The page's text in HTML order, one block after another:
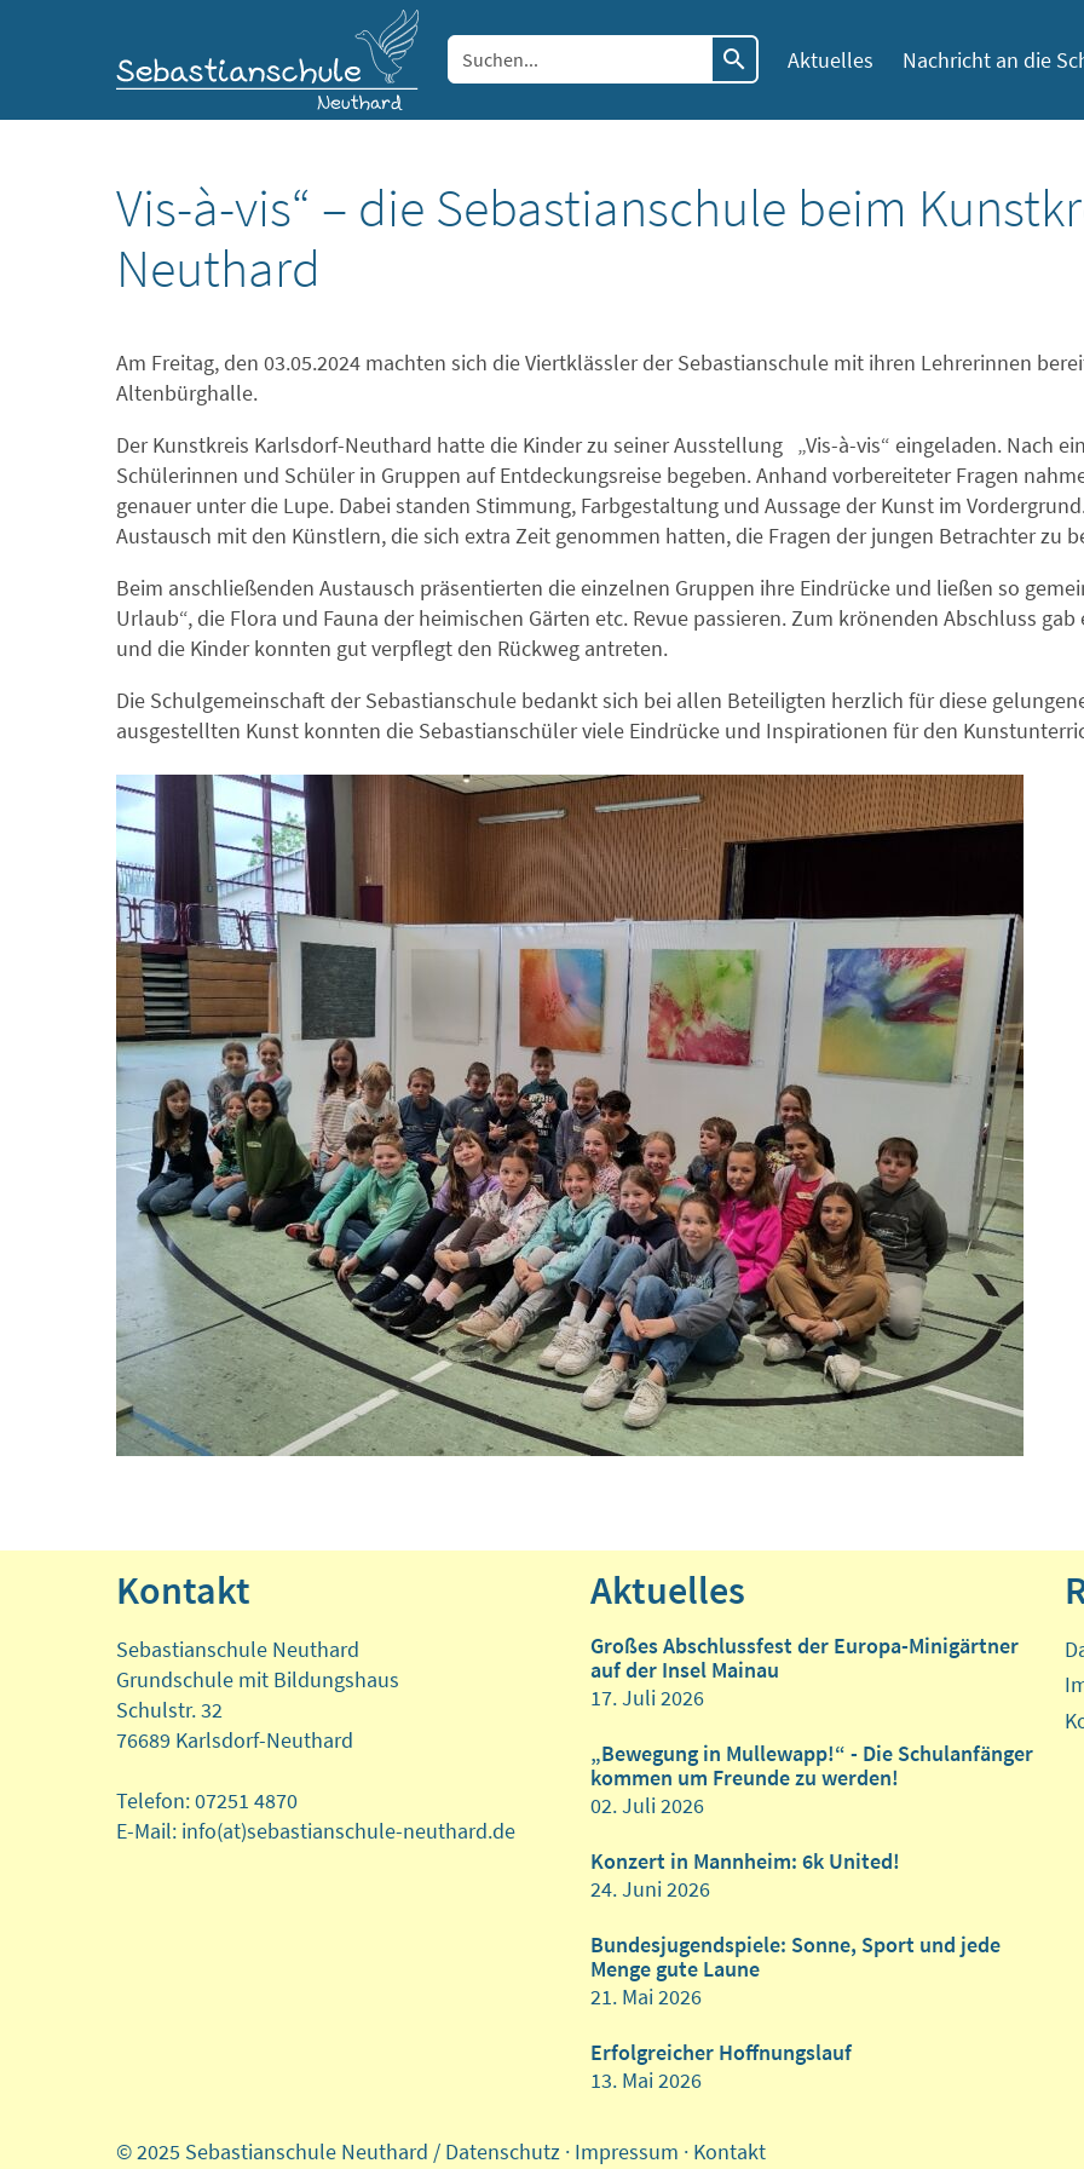
Aktuelles Nachricht an die
Vis-à-vis“ – die Sebastianschule beim
Neuthard
Am Freitag, den 03.05.2024 machten sich die Viertklässler der Sebastianschule mit ihren Lehrerinnen
Altenbürghalle.
Der Kunstkreis Karlsdorf-Neuthard hatte die Kinder zu seiner Ausstellung „Vis-à-vis“ eingeladen. Nach
Schülerinnen und Schüler in Gruppen auf Entdeckungsreise begeben. Anhand vorbereiteter Fragen
genauer unter die Lupe. Dabei standen Stimmung, Farbgestaltung und Aussage der Kunst im
Austausch mit den Künstlern, die sich extra Zeit genommen hatten, die Fragen der jungen Betrachter zu
Beim anschließenden Austausch präsentierten die einzelnen Gruppen ihre Eindrücke und ließen so
Urlaub“, die Flora und Fauna der heimischen Gärten etc. Revue passieren. Zum krönenden Abschluss
und die Kinder konnten gut verpflegt den Rückweg antreten.
Die Schulgemeinschaft der Sebastianschule bedankt sich bei allen Beteiligten herzlich für diese
ausgestellten Kunst konnten die Sebastianschüler viele Eindrücke und Inspirationen für den
Kontakt
Sebastianschule Neuthard
Grundschule mit Bildungshaus
Schulstr. 32
76689 Karlsdorf-Neuthard
Telefon: 07251 4870
E-Mail: info(at)sebastianschule-neuthard.de
Aktuelles
Großes Abschlussfest der Europa-Minigärtner
auf der Insel Mainau
17. Juli 2026
„Bewegung in Mullewapp!“ - Die Schulanfänger
kommen um Freunde zu werden!
02. Juli 2026
Konzert in Mannheim: 6k United!
24. Juni 2026
Bundesjugendspiele: Sonne, Sport und jede
Menge gute Laune
21. Mai 2026
Erfolgreicher Hoffnungslauf
13. Mai 2026
© 2025 Sebastianschule Neuthard / Datenschutz · Impressum · Kontakt